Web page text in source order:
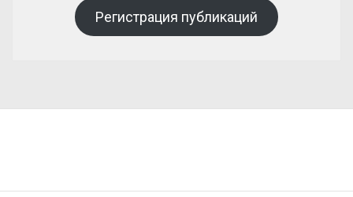
Регистрация публикаций